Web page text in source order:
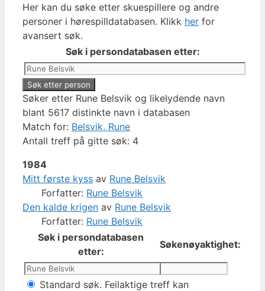
Her kan du søke etter skuespillere og andre
personer i hørespilldatabasen. Klikk her for
avansert søk.
Søk i persondatabasen etter:
Søker etter Rune Belsvik og likelydende navn
blant 5617 distinkte navn i databasen
Match for: Belsvik, Rune
Antall treff på gitte søk: 4
1984
Mitt første kyss av Rune Belsvik
Forfatter: Rune Belsvik
Den kalde krigen av Rune Belsvik
Forfatter: Rune Belsvik
Søk i persondatabasen
etter:
Søkenøyaktighet:
Standard søk. Feilaktige treff kan